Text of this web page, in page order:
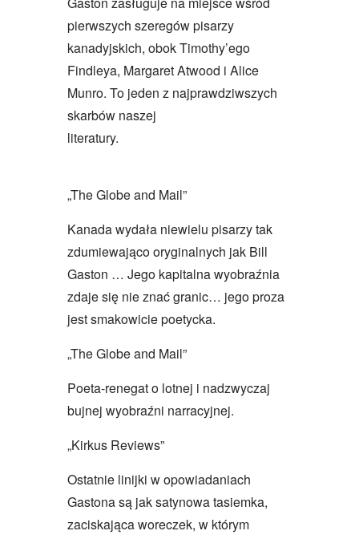
pierwszych szeregów pisarzy
kanadyjskich, obok Timothy’ego
Findleya, Margaret Atwood i Alice
Munro. To jeden z najprawdziwszych
skarbów naszej
literatury.
„The Globe and Mail”
Kanada wydała niewielu pisarzy tak
zdumiewająco oryginalnych jak Bill
Gaston … Jego kapitalna wyobraźnia
zdaje się nie znać granic… jego proza
jest smakowicie poetycka.
„The Globe and Mail”
Poeta-renegat o lotnej i nadzwyczaj
bujnej wyobraźni narracyjnej.
„Kirkus Reviews”
Ostatnie linijki w opowiadaniach
Gastona są jak satynowa tasiemka,
zaciskająca woreczek, w którym